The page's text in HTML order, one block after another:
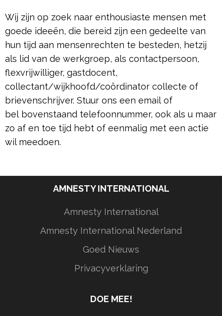
Wij zijn op zoek naar enthousiaste mensen met
goede ideeën, die bereid zijn een gedeelte van
hun tijd aan mensenrechten te besteden, hetzij
als lid van de werkgroep, als contactpersoon,
flexvrijwilliger, gastdocent,
collectant/wijkhoofd/coördinator collecte of
brievenschrijver. Stuur ons een email of
bel bovenstaand telefoonnummer, ook als u maar
zo af en toe tijd hebt of eenmalig met een actie
wil meedoen.
AMNESTY INTERNATIONAL
Amnesty International
Amnesty International Nederland
Goed Nieuws
Privacyverklaring
DOE MEE!